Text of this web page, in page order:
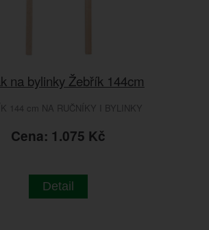
na bylinky Žebřík 144cm
144 cm NA RUČNÍKY I BYLINKY
Cena: 1.075 Kč
Detail